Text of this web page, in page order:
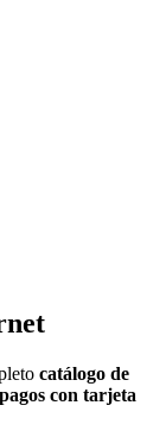
catálogo de
pagos con tarjeta